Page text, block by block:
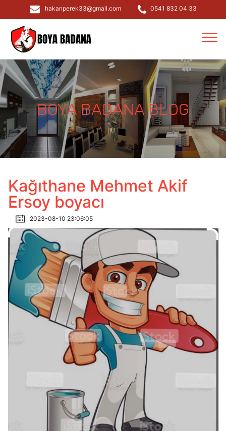
hakanperek33@gmail.com 0541 832 04 33
BOYA BADANA BLOG
Kağıthane Mehmet Akif
Ersoy boyacı
2023-08-10 23:06:05